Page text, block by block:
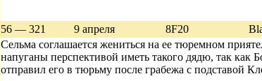
56 — 321 9 апреля 8F20
Сельма соглашается жениться на ее тюремном
напуганы перспективой иметь такого дядю, так как
отправил его в тюрьму после грабежа с подставой